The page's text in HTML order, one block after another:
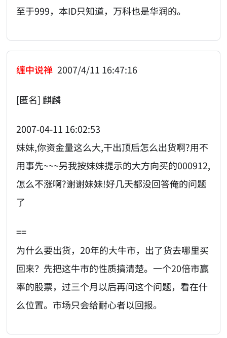
至于999，本ID只知道，万科也是华润的。
缠中说禅 2007/4/11 16:47:16
[匿名] 麒麟
2007-04-11 16:02:53
妹妹,你资金量这么大,干出顶后怎么出货啊?用不
用事先~~~另我按妹妹提示的大方向买的000912,
怎么不涨啊?谢谢妹妹!好几天都没回答俺的问题
了
==
为什么要出货，20年的大牛市，出了货去哪里买
回来？先把这牛市的性质搞清楚。一个20倍市赢
率的股票，过三个月以后再问这个问题，看在什
么位置。市场只会给耐心者以回报。